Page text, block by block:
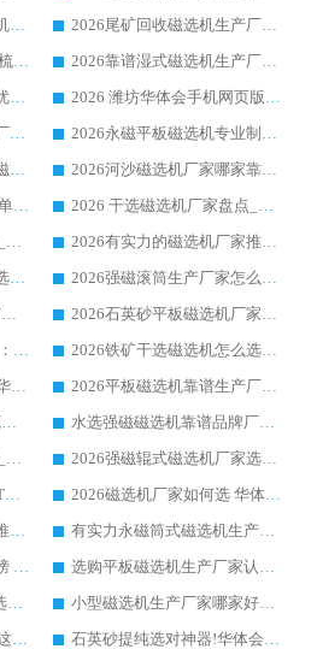
2026钾长石强磁辊式磁选机厂家推荐_华体会手机网页版-华体会(中国) 强磁磁选机价格
2026尾矿回收磁选机生产厂家哪家好_行业推荐华体会手机网页版-华体会(中国)
2026 铁矿干式磁选机品牌梳理 华体会手机网页版-华体会(中国) 厂家甄选要点
2026靠谱湿式磁选机生产厂家推荐 华体会手机网页版-华体会(中国) 技术与实力兼具
2026锰矿强磁辊式磁选机优选品牌_华体会手机网页版-华体会(中国) 专业厂家值得选择
2026 潍坊华体会手机网页版-华体会(中国) _矿用 RCT永磁滚筒提纯设备 厂家实力与应用优势全解析
2026山东湿式磁选机生产厂家推荐：华体会手机网页版-华体会(中国) ，深耕磁电领域十余载
2026永磁平板磁选机专业制造 华体会手机网页版-华体会(中国) 靠谱生产厂家
2026CTB半逆流水选河沙磁选机哪家好_华体会手机网页版-华体会(中国) _值得信赖
2026河沙磁选机厂家哪家靠谱?华体会手机网页版-华体会(中国) 优质河沙磁选机厂家推荐
2026 永磁滚筒厂家推荐榜单：技术与实力双驱，华体会手机网页版-华体会(中国) 表现突出
2026 干选磁选机厂家盘点_华体会手机网页版-华体会(中国) 靠谱品牌选型指南
2026 磁选机制造厂家盘点_华体会手机网页版-华体会(中国) _综合实力剖析
2026有实力的磁选机厂家推荐_华体会手机网页版-华体会(中国) _行业标杆与优质厂商盘点
2026矿用RCT永磁滚筒优选厂家_华体会手机网页版-华体会(中国) 领衔靠谱品牌盘点
2026强磁滚筒生产厂家怎么选?行业口碑推荐华体会手机网页版-华体会(中国)
2026全磁滚筒怎么选?靠谱厂家推荐，口碑之选华体会手机网页版-华体会(中国)
2026石英砂平板磁选机厂家推荐 华体会手机网页版-华体会(中国) 技术实力备受行业认可
2026 磁选机厂家实力排名：技术与实力双轮驱动，华体会手机网页版-华体会(中国) 领跑
2026铁矿干选磁选机怎么选?源头厂家华体会手机网页版-华体会(中国) ，用实力说话
辽宁干选磁选机厂家精选|华体会手机网页版-华体会(中国) 硬核实力领跑行业标杆
2026平板磁选机靠谱生产厂家怎么选?行业标杆华体会手机网页版-华体会(中国) ，凭硬实力脱颖而出
干式磁选机哪家好?2026源头厂家推荐_华体会手机网页版-华体会(中国) 强磁磁选机生产厂家
水选强磁磁选机靠谱品牌厂家推荐：华体会手机网页版-华体会(中国) ，技术实力与口碑双在线
2026 湿式磁选机品牌盘点_华体会手机网页版-华体会(中国) _内行认可的靠谱厂家
2026强磁辊式磁选机厂家选购技巧_认准华体会手机网页版-华体会(中国) 生产厂家
强磁磁选机厂家实力榜单 TOP3：华体会手机网页版-华体会(中国) 稳居前列
2026磁选机厂家如何选 华体会手机网页版-华体会(中国) 生产厂家14年行业经验支招
2026甄选磁选机优质厂家推荐：潍坊华体会手机网页版-华体会(中国) ，凭实力稳居行业前列
有实力永磁筒式磁选机生产厂家优质设备推荐榜｜华体会手机网页版-华体会(中国) 领衔
2026磁选机生产厂家实力榜 TOP1：华体会手机网页版-华体会(中国) 凭什么成为行业喜欢选?
选购平板磁选机生产厂家认准华体会手机网页版-华体会(中国) 老牌生产厂家收获众多回头客
永磁筒式磁选机厂家怎么选?14 年老厂华体会手机网页版-华体会(中国) 凭实力出圈，这 5 大优势太圈粉
小型磁选机生产厂家哪家好?2026 年实测推荐，华体会手机网页版-华体会(中国) 十年口碑厂值得闭眼入
锰矿提纯选对设备才赚钱!这家临朐厂家的强磁辊磁选机凭啥成行业标杆?
石英砂提纯选对神器!华体会手机网页版-华体会(中国) 强磁辊式磁选机价格优势全解析(2026 实测)